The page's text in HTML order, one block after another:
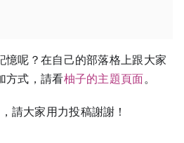
憶呢？在自己的部落格上跟大家
方式，請看柚子的主題頁面。
請大家用力投稿謝謝！